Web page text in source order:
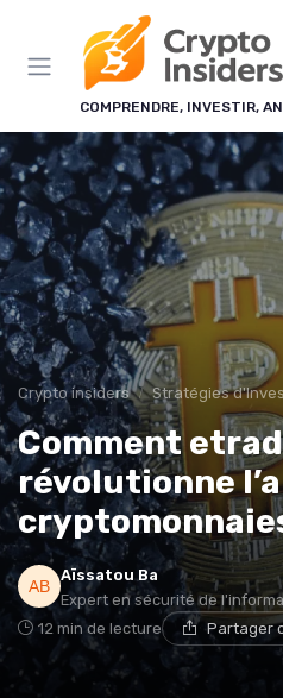
COMPRENDRE, INVESTIR,
Crypto insiders Stratégies
Comment
révolutionne
Aïssatou Ba
Expert en sécurité de
12 min de lecture Partager
Panneau de gestion des cookies